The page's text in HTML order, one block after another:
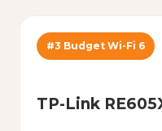
#3 Budget Wi-Fi 6
TP-Link